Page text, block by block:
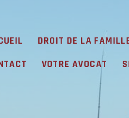
DROIT DE LA
VOTRE AVOCAT